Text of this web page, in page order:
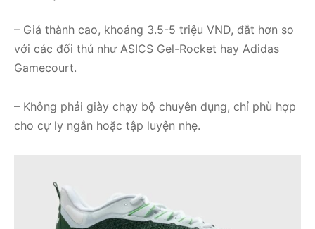
– Giá thành cao, khoảng 3.5-5 triệu VND, đắt hơn so
với các đối thủ như ASICS Gel-Rocket hay Adidas
Gamecourt.
– Không phải giày chạy bộ chuyên dụng, chỉ phù hợp
cho cự ly ngắn hoặc tập luyện nhẹ.